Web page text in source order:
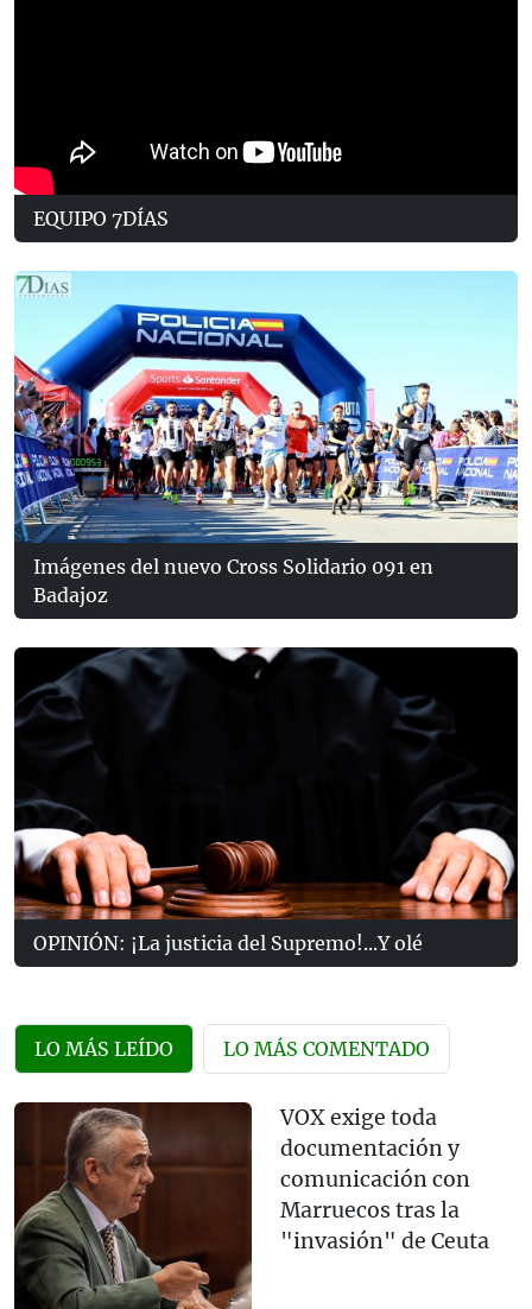
EQUIPO 7DÍAS
Imágenes del nuevo Cross Solidario 091 en
Badajoz
OPINIÓN: ¡La justicia del Supremo!...Y olé
LO MÁS LEÍDO LO MÁS COMENTADO
VOX exige toda
documentación y
comunicación con
Marruecos tras la
"invasión" de Ceuta